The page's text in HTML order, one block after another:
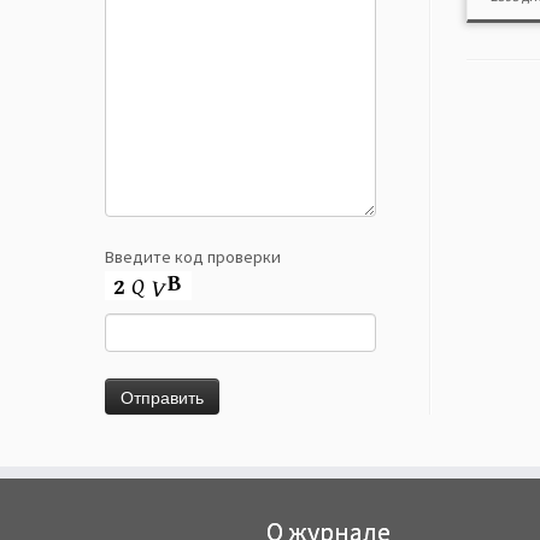
Введите код проверки
О журнале